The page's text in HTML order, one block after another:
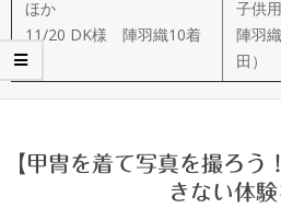
作
武
楽
ほか
11/20 DK様 陣羽織10着
子供
陣羽
田）
【甲冑を着て写真を撮ろう
きない体験